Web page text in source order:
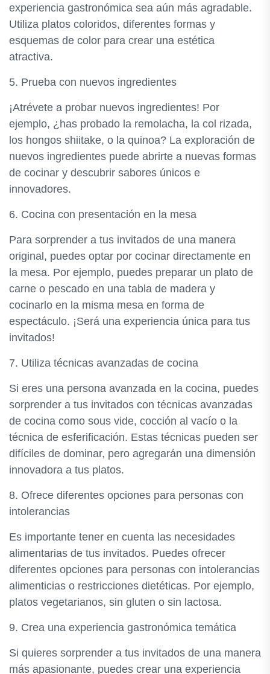
experiencia gastronómica sea aún más agradable.
Utiliza platos coloridos, diferentes formas y
esquemas de color para crear una estética
atractiva.
5. Prueba con nuevos ingredientes
¡Atrévete a probar nuevos ingredientes! Por
ejemplo, ¿has probado la remolacha, la col rizada,
los hongos shiitake, o la quinoa? La exploración de
nuevos ingredientes puede abrirte a nuevas formas
de cocinar y descubrir sabores únicos e
innovadores.
6. Cocina con presentación en la mesa
Para sorprender a tus invitados de una manera
original, puedes optar por cocinar directamente en
la mesa. Por ejemplo, puedes preparar un plato de
carne o pescado en una tabla de madera y
cocinarlo en la misma mesa en forma de
espectáculo. ¡Será una experiencia única para tus
invitados!
7. Utiliza técnicas avanzadas de cocina
Si eres una persona avanzada en la cocina, puedes
sorprender a tus invitados con técnicas avanzadas
de cocina como sous vide, cocción al vacío o la
técnica de esferificación. Estas técnicas pueden ser
difíciles de dominar, pero agregarán una dimensión
innovadora a tus platos.
8. Ofrece diferentes opciones para personas con
intolerancias
Es importante tener en cuenta las necesidades
alimentarias de tus invitados. Puedes ofrecer
diferentes opciones para personas con intolerancias
alimenticias o restricciones dietéticas. Por ejemplo,
platos vegetarianos, sin gluten o sin lactosa.
9. Crea una experiencia gastronómica temática
Si quieres sorprender a tus invitados de una manera
más apasionante, puedes crear una experiencia